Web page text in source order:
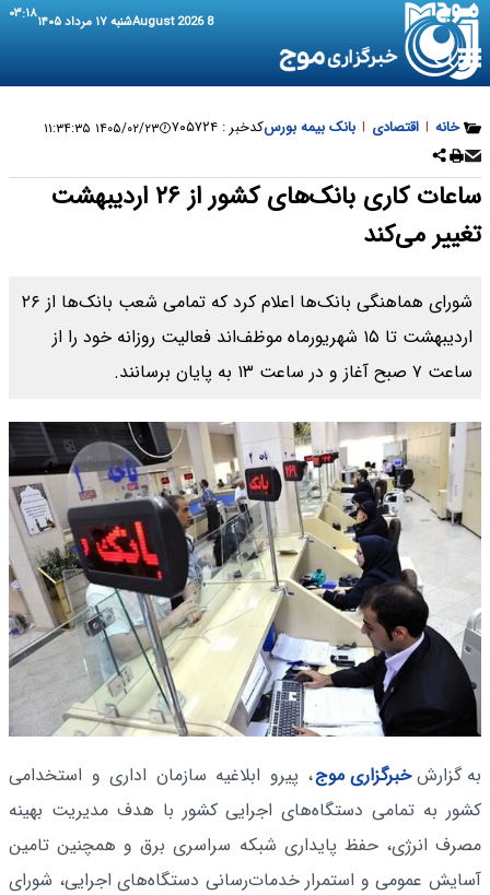
8 August 2026 شنبه ۱۷ مرداد ۱۴۰۵ ۰۳:۱۸
خانه | اقتصادی | بانک بیمه بورسکدخبر : ۷۰۵۷۲۴ ۱۴۰۵/۰۲/۲۳ ۱۱:۳۴:۳۵
ساعات کاری بانک‌های کشور از ۲۶ اردیبهشت
تغییر می‌کند
​شورای هماهنگی بانک‌ها اعلام کرد که تمامی شعب بانک‌ها از ۲۶
اردیبهشت تا ۱۵ شهریورماه موظف‌اند فعالیت روزانه خود را از
ساعت ۷ صبح آغاز و در ساعت ۱۳ به پایان برسانند.
به گزارشخبرگزاری موج، پیرو ابلاغیه سازمان اداری و استخدامی
کشور به تمامی دستگاه‌های اجرایی کشور با هدف مدیریت بهینه
مصرف انرژی، حفظ پایداری شبکه سراسری برق و همچنین تامین
آسایش عمومی و استمرار خدمات‌رسانی دستگاه‌های اجرایی، شورای